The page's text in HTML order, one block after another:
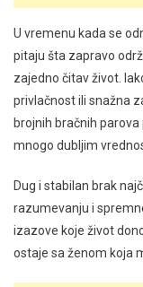
U vremenu kada se
pitaju šta zapravo
zajedno čitav život.
privlačnost ili snažna
brojnih bračnih
mnogo dubljim
Dug i stabilan brak
razumevanju i
izazove koje život
ostaje sa ženom koja